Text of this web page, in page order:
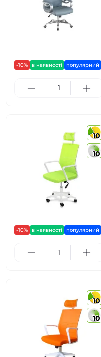
-10% в наявності популярний
10
10
-10% в наявності популярний
10
10